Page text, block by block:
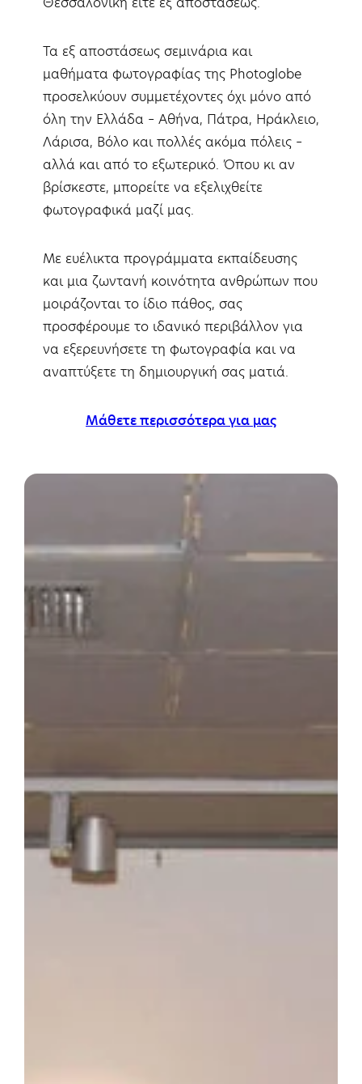
Τα εξ αποστάσεως σεμινάρια και
μαθήματα φωτογραφίας της Photoglobe
προσελκύουν συμμετέχοντες όχι μόνο από
όλη την Ελλάδα – Αθήνα, Πάτρα, Ηράκλειο,
Λάρισα, Βόλο και πολλές ακόμα πόλεις –
αλλά και από το εξωτερικό. Όπου κι αν
βρίσκεστε, μπορείτε να εξελιχθείτε
φωτογραφικά μαζί μας.
Με ευέλικτα προγράμματα εκπαίδευσης
και μια ζωντανή κοινότητα ανθρώπων που
μοιράζονται το ίδιο πάθος, σας
προσφέρουμε το ιδανικό περιβάλλον για
να εξερευνήσετε τη φωτογραφία και να
αναπτύξετε τη δημιουργική σας ματιά.
Μάθετε περισσότερα για μας